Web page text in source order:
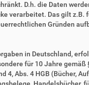
D.h. die Daten
verarbeitet. Das gilt z.B.
Gründen
in Deutschland,
für 10 Jahre gemäß
4, Abs. 4 HGB (Bücher,